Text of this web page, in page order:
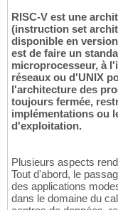
RISC-V est une
(instruction set
disponible en
est de faire un
microprocesseur, à
réseaux ou d'UNIX
l'architecture des
toujours fermée,
implémentations ou
d'exploitation.
Plusieurs aspects
Tout d'abord, le
des applications
dans le domaine du